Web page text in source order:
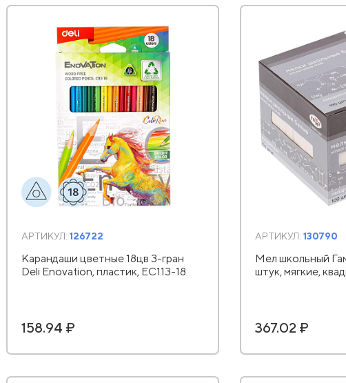
АРТИКУЛ: 126722
Карандаши цветные 18цв 3-гран
Deli Enovation, пластик, EC113-18
158.94 ₽
АРТИКУЛ: 130790
Мел школьный
штук, мягкие,
367.02 ₽